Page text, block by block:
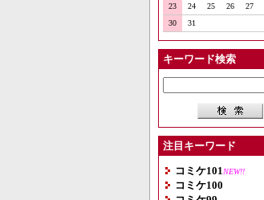
23
24 25 26 27
30
31
キーワード検索
注目キーワード
コミケ101 NEW!!
コミケ100